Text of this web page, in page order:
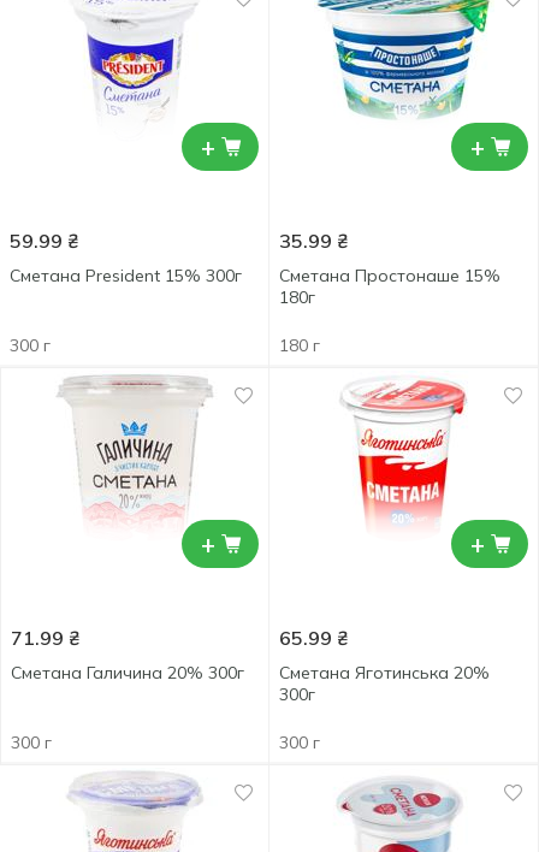
+
59.99 ₴
Сметана President 15% 300г
300 г
+
35.99 ₴
Сметана Простонаше 15%
180г
180 г
+
71.99 ₴
Сметана Галичина 20% 300г
300 г
+
65.99 ₴
Сметана Яготинська 20%
300г
300 г